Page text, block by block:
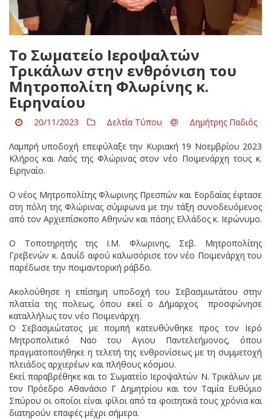
Το Σωματείο Ιεροψαλτών
Τρικάλων στην ενθρόνιση του
Μητροπολίτη Φλωρίνης κ.
Ειρηναίου
20/11/2023 Δελτία Τύπου Δημήτρης Παδιός
Λαμπρή υποδοχή επεφύλαξε την Κυριακή 19 Νοεμβρίου 2023
Κλήρος και Λαός της Φλώρινας στον νέο Ποιμενάρχη τους κ.
Ειρηναίο.
Ο νέος Μητροπολίτης Φλωρινης Πρεσπών και Εορδαίας έφτασε
στη πόλη της Φλώρινας σύμφωνα με την τάξη συνοδευόμενος
από τον Αρχιεπίσκοπο Αθηνών και πάσης Ελλάδος κ. Ιερώνυμο.
Ο Τοποτηρητής της Ι.Μ. Φλωρινης, Σεβ. Μητροπολίτης
Γρεβενών κ. Δαυίδ αφού καλωσόρισε τον νέο Ποιμενάρχη του
παρέδωσε την ποιμαντορική ράβδο.
Ακολούθησε η επίσημη υποδοχή του Σεβασμιωτάτου στην
πλατεία της πολεως, όπου εκεί ο Δήμαρχος προσφώνησε
καταλλήλως τον νέο Ποιμενάρχη.
Ο Σεβασμιώτατος με πομπή κατευθύνθηκε προς τον Ιερό
Μητροπολιτικό Ναο του Αγιου Παντελεήμονος, όπου
πραγματοποιήθηκε η τελετή της ενθρονίσεως με τη συμμετοχή
πλειάδος αρχιερέων και πλήθους κόσμου.
Εκεί παραβρέθηκε και το Σωματείο Ιεροψαλτών Ν. Τρικάλων με
τον Πρόεδρο Αθανάσιο Γ Δημητρίου και τον Ταμία Ευθύμιο
Σπύρου οι οποίοι είναι φίλοι από τα φοιτητικά τους χρόνια και
διατηρούν επαφές μέχρι σήμερα.